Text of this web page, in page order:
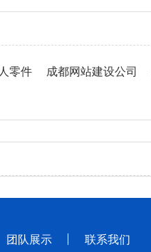
零件 成都网站建设公司
团队展示 联系我们